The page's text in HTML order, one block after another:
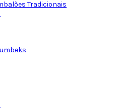
Tradicionais